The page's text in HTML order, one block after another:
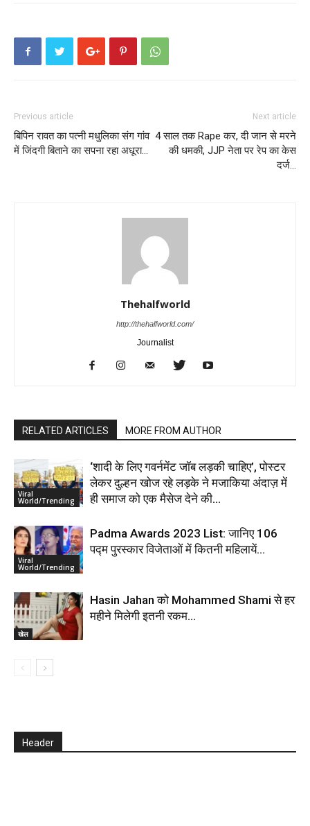
Previous article
बिपिन रावत का पत्नी मधुलिका संग गांव
में जिंदगी बिताने का सपना रहा अधूरा…
Next article
4 साल तक Rape कर, दी जान से मरने
की धमकी, JJP नेता पर रेप का केस
दर्ज…
Thehalfworld
http://thehalfworld.com/
Journalist
RELATED ARTICLES MORE FROM AUTHOR
Viral
World/Trending
‘शादी के लिए गवर्नमेंट जॉब लड़की चाहिए’, पोस्टर
लेकर दुल्हन खोज रहे लड़के ने मजाकिया अंदाज़ में
ही समाज को एक मैसेज देने की...
Viral
World/Trending
Padma Awards 2023 List: जानिए 106
पद्म पुरस्कार विजेताओं में कितनी महिलायें…
खेल
Hasin Jahan को Mohammed Shami से हर
महीने मिलेगी इतनी रकम…
Header